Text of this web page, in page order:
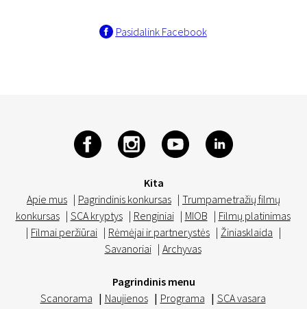
Pasidalink Facebook
Kita
Apie mus | Pagrindinis konkursas | Trumpametražių filmų
konkursas | SCA kryptys | Renginiai | MIOB | Filmų platinimas
| Filmai peržiūrai | Rėmėjai ir partnerystės | Žiniasklaida |
Savanoriai | Archyvas
Pagrindinis menu
Scanorama | Naujienos | Programa | SCA vasara